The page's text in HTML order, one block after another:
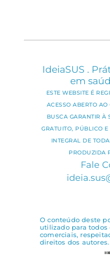
IdeiaSUS .
em
ESTE WEBSITE É
ACESSO ABERTO
BUSCA GARANTIR À
GRATUITO, PÚBLICO
INTEGRAL DE
PRODUZIDA
Fale
O conteúdo deste
utilizado para todos
comerciais,
direitos dos autores.